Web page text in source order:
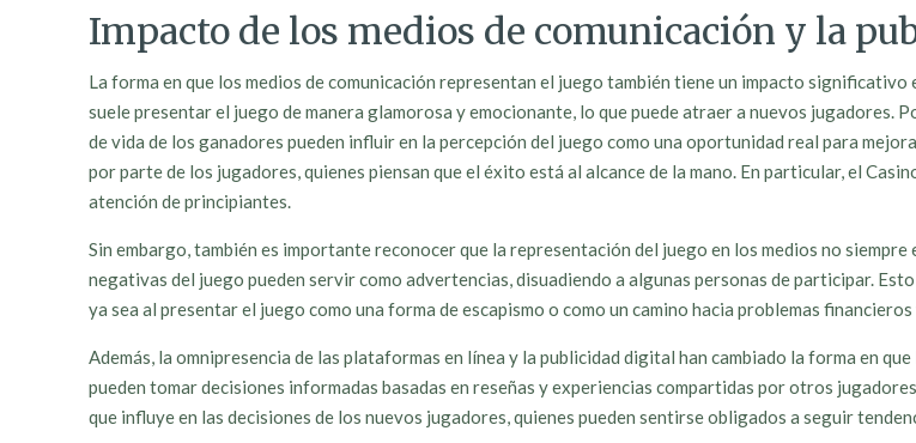
Impacto de los medios de comunicación y la
La forma en que los medios de comunicación representan el juego también tiene un impacto
suele presentar el juego de manera glamorosa y emocionante, lo que puede atraer a nuevos jugadores.
de vida de los ganadores pueden influir en la percepción del juego como una oportunidad real para
por parte de los jugadores, quienes piensan que el éxito está al alcance de la mano. En particular, el
atención de principiantes.
Sin embargo, también es importante reconocer que la representación del juego en los medios no
negativas del juego pueden servir como advertencias, disuadiendo a algunas personas de participar.
ya sea al presentar el juego como una forma de escapismo o como un camino hacia problemas
Además, la omnipresencia de las plataformas en línea y la publicidad digital han cambiado la forma en
pueden tomar decisiones informadas basadas en reseñas y experiencias compartidas por otros
que influye en las decisiones de los nuevos jugadores, quienes pueden sentirse obligados a seguir